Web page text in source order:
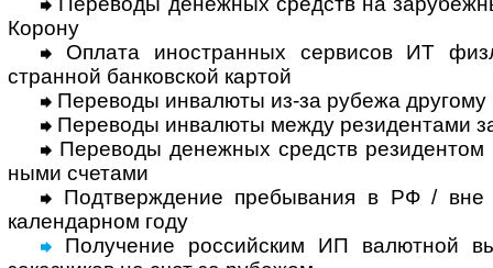
Корону
Оплата иностранных сервисов ИТ
стран­ной бан­ков­ской картой
Переводы инвалюты из-за рубежа другому
Переводы инвалюты между резидентами
Переводы денежных средств
ными счетами
Подтверждение пребывания в РФ /
кален­дар­ном году
Получение рос­сий­ским ИП валют­ной